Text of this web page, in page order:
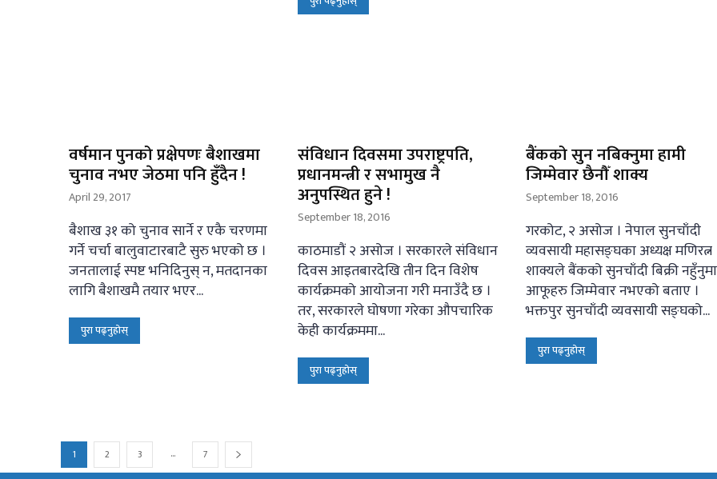
वर्षमान पुनको प्रक्षेपणः बैशाखमा
चुनाव नभए जेठमा पनि हुँदैन !
April 29, 2017
बैशाख ३१ को चुनाव सार्ने र एकै चरणमा
गर्ने चर्चा बालुवाटारबाटै सुरु भएको छ ।
जनतालाई स्पष्ट भनिदिनुस् न, मतदानका
लागि बैशाखमै तयार भएर...
पुरा पढ्नुहोस्
संविधान दिवसमा उपराष्ट्रपति,
प्रधानमन्त्री र सभामुख नै
अनुपस्थित हुने !
September 18, 2016
काठमाडौं २ असोज । सरकारले संविधान
दिवस आइतबारदेखि तीन दिन विशेष
कार्यक्रमको आयोजना गरी मनाउँदै छ ।
तर, सरकारले घोषणा गरेका औपचारिक
केही कार्यक्रममा...
पुरा पढ्नुहोस्
बैंकको सुन नबिक्नुमा हामी
जिम्मेवार छैनौँ शाक्य
September 18, 2016
गरकोट, २ असोज । नेपाल सुनचाँदी
व्यवसायी महासङ्घका अध्यक्ष मणिरत्न
शाक्यले बैंकको सुनचाँदी बिक्री नहुँनुमा
आफूहरु जिम्मेवार नभएको बताए ।
भक्तपुर सुनचाँदी व्यवसायी सङ्घको...
पुरा पढ्नुहोस्
1 2 3 ... 7